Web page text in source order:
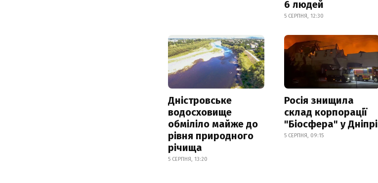
6 людей
5 СЕРПНЯ, 12:30
Дністровське
водосховище
обміліло майже до
рівня природного
річища
5 СЕРПНЯ, 13:20
Росія знищила
склад корпорації
"Біосфера" у Дніпрі
5 СЕРПНЯ, 09:15